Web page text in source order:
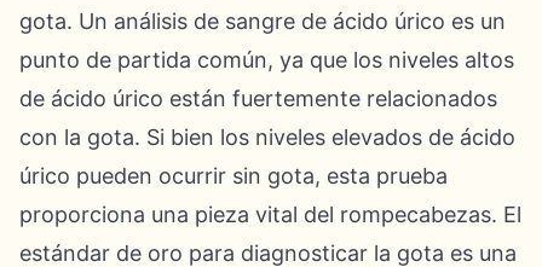
gota. Un análisis de sangre de ácido úrico es un
punto de partida común, ya que los niveles altos
de ácido úrico están fuertemente relacionados
con la gota. Si bien los niveles elevados de ácido
úrico pueden ocurrir sin gota, esta prueba
proporciona una pieza vital del rompecabezas. El
estándar de oro para diagnosticar la gota es una